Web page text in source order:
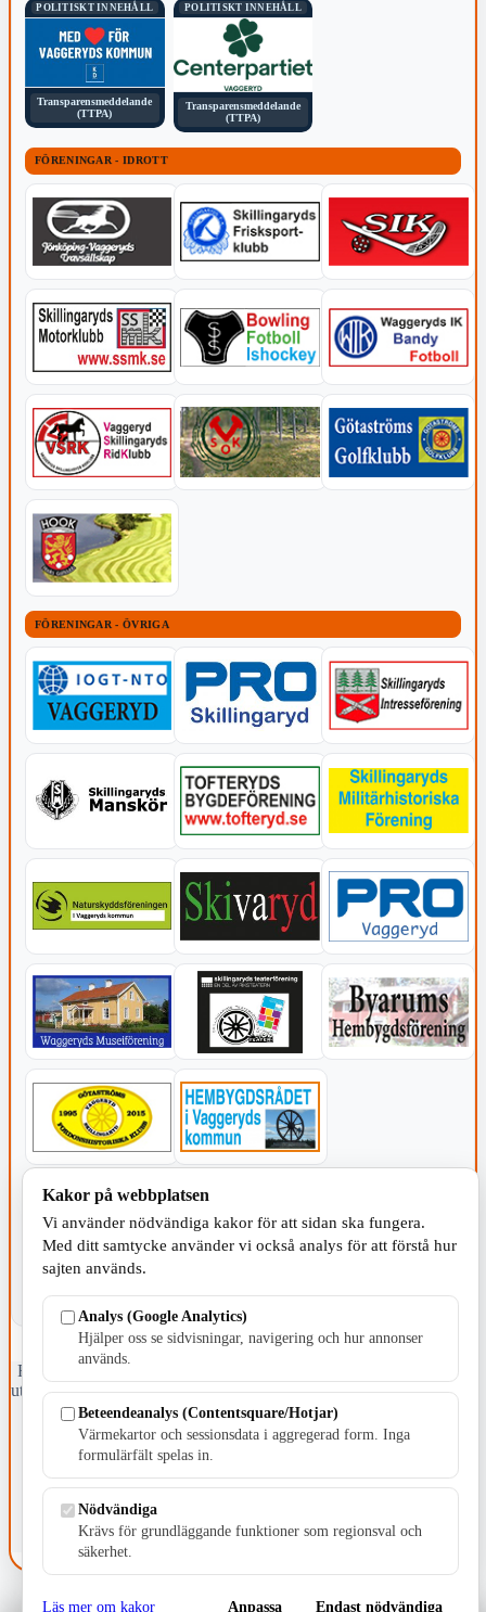
POLITISKT INNEHÅLL
Transparensmeddelande
(TTPA)
POLITISKT INNEHÅLL
Transparensmeddelande
(TTPA)
FÖRENINGAR - IDROTT
FÖRENINGAR - ÖVRIGA
KOMMUNEN
Fristående webbtidningsföretag grundat 1991 som sedan 2002 ger
ut tidningen Skillingaryd.nu och 2010 lanserades Värnamo.nu. Från
april 2026 omfattar Skillingaryd.nu tre kommuner: Gnosjö,
Värnamo och Vaggeryds kommun.
Kontakta oss
E-post: redaktionen@skillingaryd.nu
Postadress: Gisslaköp 1, 568 92 Skillingaryd
Kakinställningar
Kakor på webbplatsen
Vi använder nödvändiga kakor för att sidan ska fungera.
Med ditt samtycke använder vi också analys för att förstå hur
sajten används.
Analys (Google Analytics)
Hjälper oss se sidvisningar, navigering och hur annonser
används.
Beteendeanalys (Contentsquare/Hotjar)
Värmekartor och sessionsdata i aggregerad form. Inga
formulärfält spelas in.
Nödvändiga
Krävs för grundläggande funktioner som regionsval och
säkerhet.
Läs mer om kakor Anpassa Endast nödvändiga